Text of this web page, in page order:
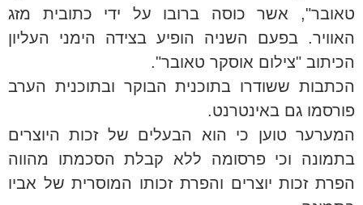
טאובר", אשר כוסה ברובו על ידי כתובית מזג
האוויר. בפעם השניה הופיע בצידה הימני העליון
הכיתוב "צילום אוסקר טאובר".
הכתבות ששודרו בתוכנית הבוקר ובתוכנית הערב
פורסמו גם באינטרנט.
המערער טוען כי הוא הבעלים של זכות היוצרים
בתמונה וכי פרסומה ללא קבלת הסכמתו מהווה
הפרת זכות יוצרים והפרת זכותו המוסרית של אביו